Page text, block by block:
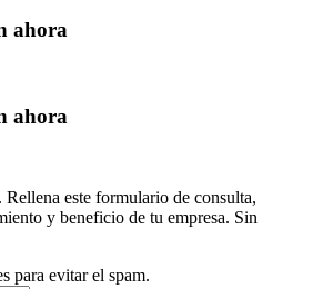
ahora
ahora
este formulario de consulta,
y beneficio de tu empresa. Sin
para evitar el spam.